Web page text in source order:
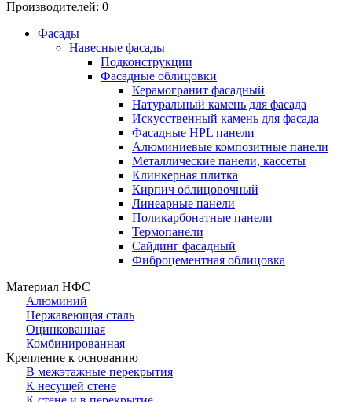
Производителей: 0
Фасады
Навесные фасады
Подконструкции
Фасадные облицовки
Керамогранит фасадный
Натуральный камень для фасада
Искусственный камень для фасада
Фасадные HPL панели
Алюминиевые композитные панели
Металлические панели, кассеты
Клинкерная плитка
Кирпич облицовочный
Линеарные панели
Поликарбонатные панели
Термопанели
Сайдинг фасадный
Фиброцементная облицовка
Материал НФС
Алюминий
Нержавеющая сталь
Оцинкованная
Комбинированная
Крепление к основанию
В межэтажные перекрытия
К несущей стене